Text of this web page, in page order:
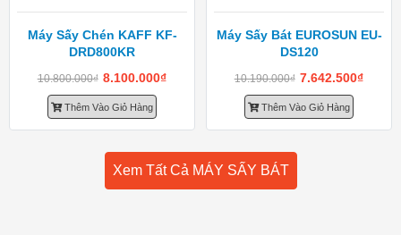
Máy Sấy Chén KAFF KF-
DRD800KR
10.800.000₫ 8.100.000₫
Thêm Vào Giỏ Hàng
Máy Sấy Bát EUROSUN EU-
DS120
10.190.000₫ 7.642.500₫
Thêm Vào Giỏ Hàng
Xem Tất Cả MÁY SẤY BÁT